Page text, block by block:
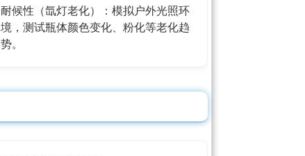
耐候性（氙灯老化）：模拟户外光照环
境，测试瓶体颜色变化、粉化等老化趋
势。